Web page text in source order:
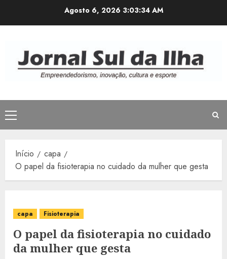
Agosto 6, 2026 3:03:34 AM
Menu
principal
Início
capa
O papel da fisioterapia no cuidado da mulher que gesta
capa Fisioterapia
O papel da fisioterapia no cuidado
da mulher que gesta